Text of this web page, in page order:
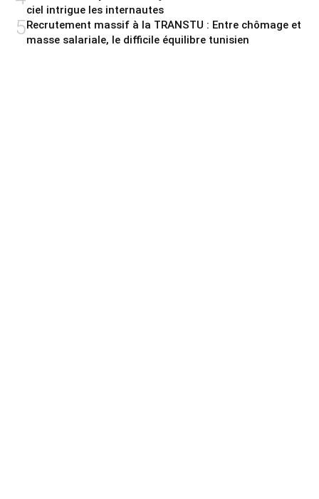
ciel intrigue les internautes
5Recrutement massif à la TRANSTU : Entre chômage et
masse salariale, le difficile équilibre tunisien